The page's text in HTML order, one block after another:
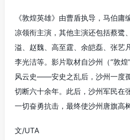
《敦煌英雄》由曹盾执导，马伯庸
凉领衔主演，其他主演还包括蔡鹭
溢、赵魏、高至霆、余皑磊、张艺
李光洁等。影片取材自沙州（“敦煌
风云史——安史之乱后，沙州一度
切断六十余年。此后，沙州军民在
一切奋勇抗击，最终使沙州唐旗高树
文/UTA